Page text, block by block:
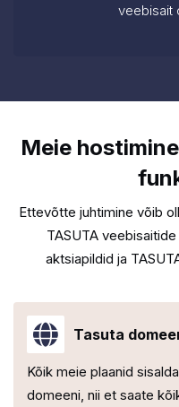
veebisait
Meie
Ettevõtte juhtimine võib
TASUTA
aktsiapildid ja
Tasuta
Kõik meie plaanid
domeeni, nii et saate